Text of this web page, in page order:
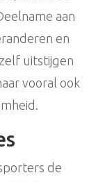
aan
en
uitstijgen
vooral ook
de